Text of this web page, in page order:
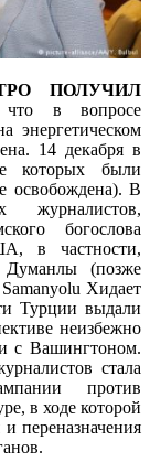
ПОЛУЧИЛ
в вопросе
энергетическом
14 декабря в
которых были
освобождена). В
журналистов,
богослова
в частности,
Думанлы (позже
Хидает
Турции выдали
неизбежно
с Вашингтоном.
стала
против
в ходе которой
переназначения